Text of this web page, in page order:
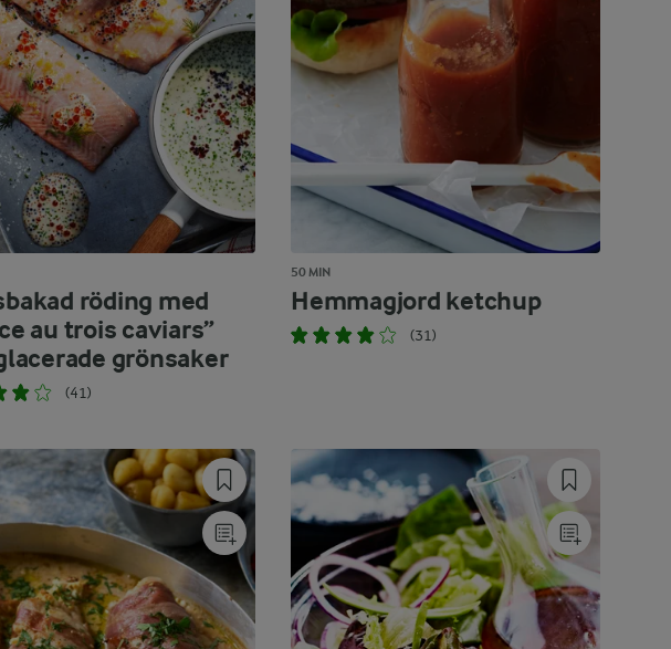
röding med
au trois caviars”
grönsaker
(41)
50 MIN
Hemmagjord ketchup
(31)